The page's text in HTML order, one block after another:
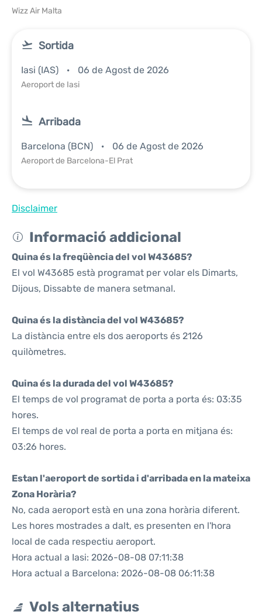
Wizz Air Malta
Sortida
Iasi (IAS) 06 de Agost de 2026
Aeroport de Iasi
Arribada
Barcelona (BCN) 06 de Agost de 2026
Aeroport de Barcelona-El Prat
Disclaimer
Informació addicional
Quina és la freqüència del vol W43685?
El vol W43685 està programat per volar els Dimarts,
Dijous, Dissabte de manera setmanal.
Quina és la distància del vol W43685?
La distància entre els dos aeroports és 2126
quilòmetres.
Quina és la durada del vol W43685?
El temps de vol programat de porta a porta és: 03:35
hores.
El temps de vol real de porta a porta en mitjana és:
03:26 hores.
Estan l'aeroport de sortida i d'arribada en la mateixa
Zona Horària?
No, cada aeroport està en una zona horària diferent.
Les hores mostrades a dalt, es presenten en l'hora
local de cada respectiu aeroport.
Hora actual a Iasi: 2026-08-08 07:11:38
Hora actual a Barcelona: 2026-08-08 06:11:38
Vols alternatius